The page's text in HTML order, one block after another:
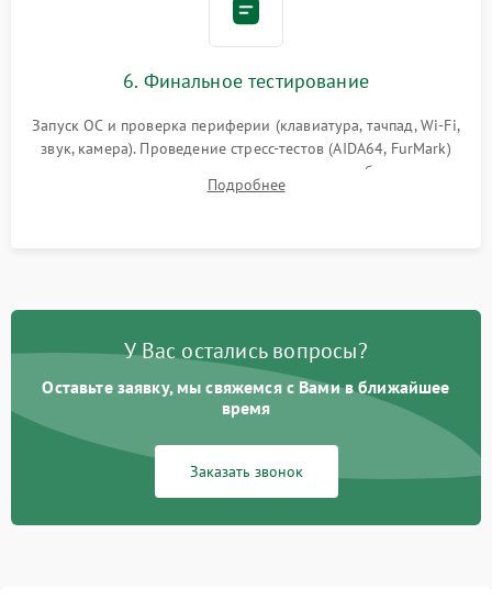
6. Финальное тестирование
Запуск ОС и проверка периферии (клавиатура, тачпад, Wi-Fi,
звук, камера). Проведение стресс-тестов (AIDA64, FurMark)
для контроля температурного режима и стабильности
системы под пиковой нагрузкой.
Подробнее
У Вас остались вопросы?
Оставьте заявку, мы свяжемся с Вами в ближайшее
время
Заказать звонок